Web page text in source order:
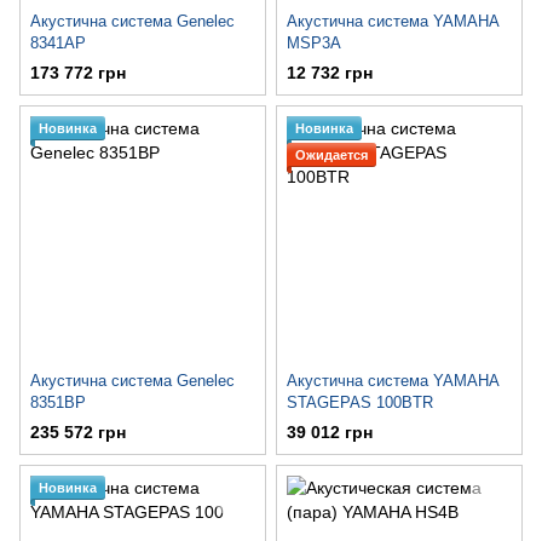
Акустична система Genelec
8341AP
173 772 грн
Акустична система YAMAHA
MSP3A
12 732 грн
Новинка
Акустична система Genelec
8351BP
235 572 грн
Новинка
Ожидается
Акустична система YAMAHA
STAGEPAS 100BTR
39 012 грн
Новинка